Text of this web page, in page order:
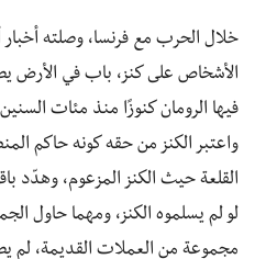
خلال الحرب مع فرنسا، وصلته
الأشخاص على كنز، باب في الأرض
فيها الرومان كنوزًا منذ مئات
واعتبر الكنز من حقه كونه حاكم
القلعة حيث الكنز المزعوم، وهدّد
لو لم يسلموه الكنز، ومهما حاول
مجموعة من العملات القديمة، لم